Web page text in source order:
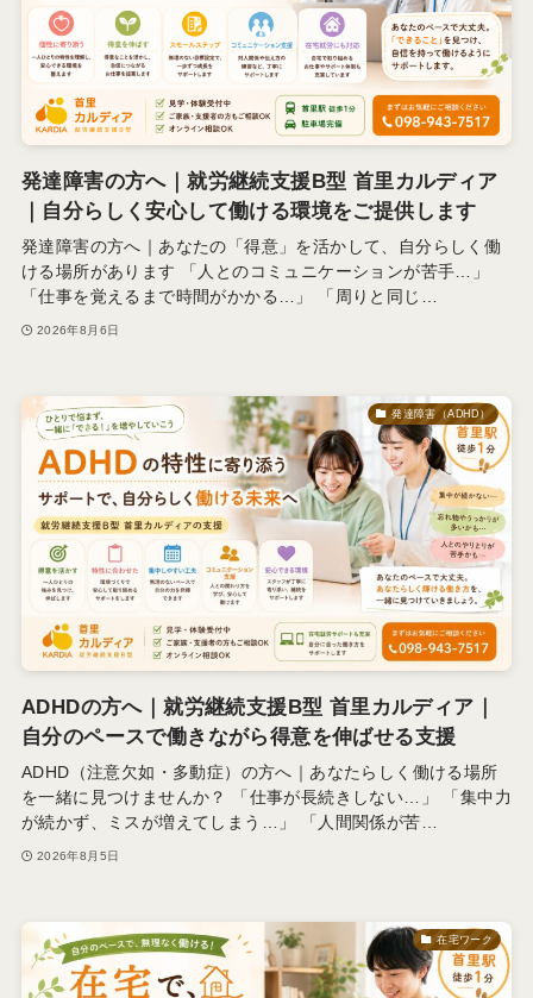
発達障害の方へ｜就労継続支援B型 首里カルディア
｜自分らしく安心して働ける環境をご提供します
発達障害の方へ｜あなたの「得意」を活かして、自分らしく働
ける場所があります 「人とのコミュニケーションが苦手…」
「仕事を覚えるまで時間がかかる…」 「周りと同じ…
2026年8月6日
発達障害（ADHD）
ADHDの方へ｜就労継続支援B型 首里カルディア｜
自分のペースで働きながら得意を伸ばせる支援
ADHD（注意欠如・多動症）の方へ｜あなたらしく働ける場所
を一緒に見つけませんか？ 「仕事が長続きしない…」 「集中力
が続かず、ミスが増えてしまう…」 「人間関係が苦…
2026年8月5日
在宅ワーク